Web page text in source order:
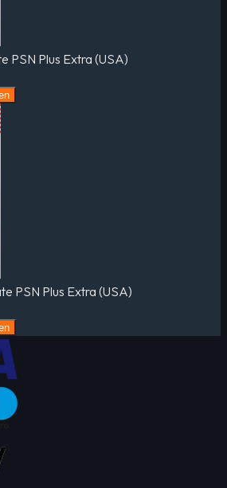
PSN Plus Extra (USA)
PSN Plus Extra (USA)